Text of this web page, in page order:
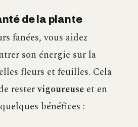
de la plante
fanées, vous aidez
son énergie sur la
fleurs et feuilles. Cela
restervigoureuse et en
bénéfices :